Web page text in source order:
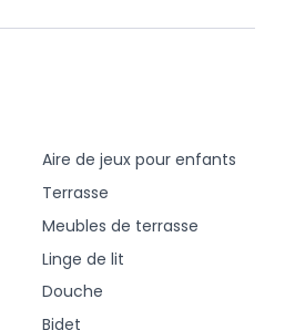
Aire de jeux pour enfants
Terrasse
Meubles de terrasse
Linge de lit
Douche
Bidet